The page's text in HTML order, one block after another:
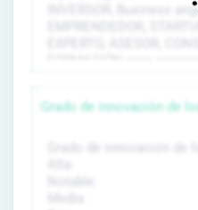
Grado de innovación de